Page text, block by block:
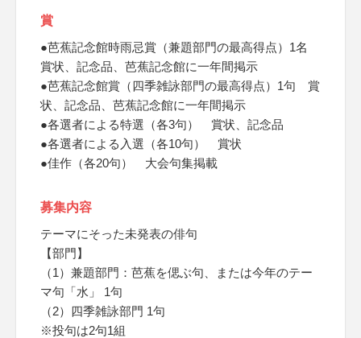
賞
●芭蕉記念館時雨忌賞（兼題部門の最高得点）1名
賞状、記念品、芭蕉記念館に一年間掲示
●芭蕉記念館賞（四季雑詠部門の最高得点）1句 賞
状、記念品、芭蕉記念館に一年間掲示
●各選者による特選（各3句） 賞状、記念品
●各選者による入選（各10句） 賞状
●佳作（各20句） 大会句集掲載
募集内容
テーマにそった未発表の俳句
【部門】
（1）兼題部門：芭蕉を偲ぶ句、または今年のテー
マ句「水」 1句
（2）四季雑詠部門 1句
※投句は2句1組